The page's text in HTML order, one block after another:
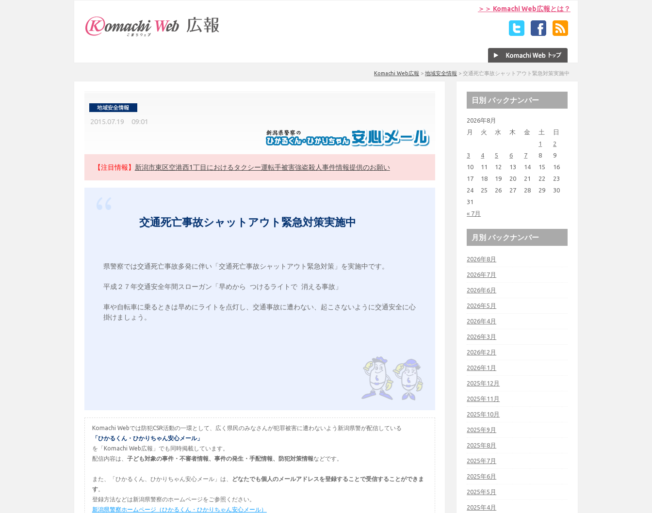
＞＞ Komachi Web広報とは？
Komachi Web広報 > 地域安全情報 > 交通死亡事故シャットアウト緊急対策実施中
2015.07.19 09:01
【注目情報】 新潟市東区空港西1丁目におけるタクシー運転手被害強盗殺人事件情報提供のお願い
交通死亡事故シャットアウト緊急対策実施中
県警察では交通死亡事故多発に伴い「交通死亡事故シャットアウト緊急対策」を実施中です。
平成２７年交通安全年間スローガン「早めから つけるライトで 消える事故」
車や自転車に乗るときは早めにライトを点灯し、交通事故に遭わない、起こさないように交通安全に心
掛けましょう。
Komachi Webでは防犯CSR活動の一環として、広く県民のみなさんが犯罪被害に遭わないよう新潟県警が配信している
「ひかるくん・ひかりちゃん安心メール」
を「Komachi Web広報」でも同時掲載しています。
配信内容は、 子ども対象の事件・不審者情報、事件の発生・手配情報、防犯対策情報などです。
また、「ひかるくん、ひかりちゃん安心メール」は、
どなたでも個人のメールアドレスを登録することで受信することができま
す。
登録方法などは新潟県警察のホームページをご参照ください。
新潟県警察ホームページ（ひかるくん・ひかりちゃん安心メール）
日別 バックナンバー
2026年8月
月
火 水 木 金 土 日
« 7月
1
2
3
4 5 6 7 8
9
10
11 12 13 14 15
16
17
18 19 20 21 22
23
24
25 26 27 28 29
30
31
月別 バックナンバー
2026年8月
2026年7月
2026年6月
2026年5月
2026年4月
2026年3月
2026年2月
2026年1月
2025年12月
2025年11月
2025年10月
2025年9月
2025年8月
2025年7月
2025年6月
2025年5月
2025年4月